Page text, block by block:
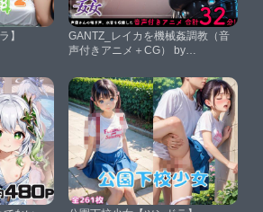
】
GANTZ_レイカを機械姦調教（音
声付きアニメ＋CG） by